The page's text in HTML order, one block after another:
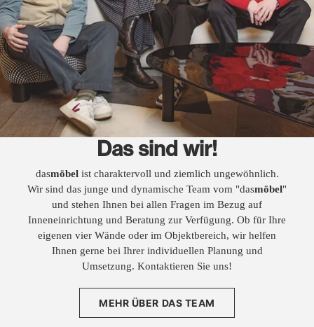
Das sind wir!
dasmöbelist charaktervoll und ziemlich ungewöhnlich.
Wir sind das junge und dynamische Team vom "dasmöbel"
und stehen Ihnen bei allen Fragen im Bezug auf
Inneneinrichtung und Beratung zur Verfügung. Ob für Ihre
eigenen vier Wände oder im Objektbereich, wir helfen
Ihnen gerne bei Ihrer individuellen Planung und
Umsetzung. Kontaktieren Sie uns!
MEHR ÜBER DAS TEAM